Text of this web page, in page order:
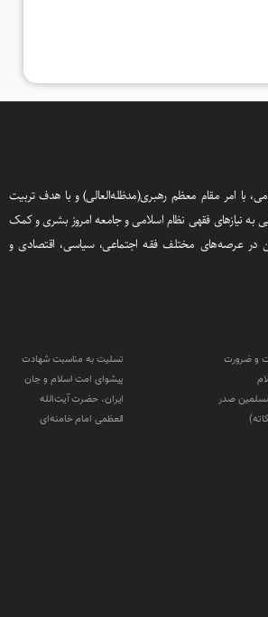
با امر مقام معظم رهبری(مد‌ظله‌العالی) و با هدف تربیت
به نیازهای فقهی نظام اسلامی و جامعه امروز بشری و کمک
در عرصه‌های مختلف فقه اجتماعی‌، سیاسی‌، اقتصادی و
و ضرورت
صدر
تسلیت به مناسبت شهادت
پیشوای امت اسلام و جان
ایران، حضرت آیت‌الله
العظمی امام خامنه‌ای